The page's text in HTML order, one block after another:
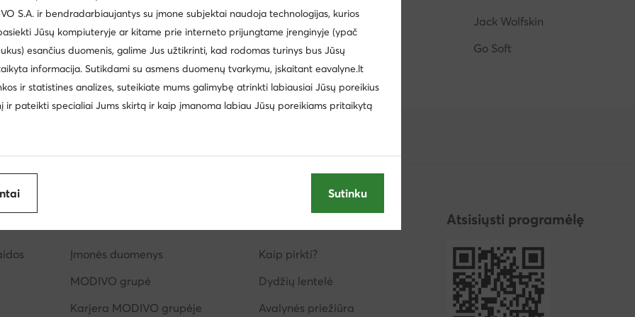
vyrams - Spalva: Balta
Paw Patrol Manitu Hispanitas
Jack Wolfskin
Kappa Golden Goose Star Wars Go Soft
Įmonės duomenys
MODIVO grupė
Karjera MODIVO grupėje
Kaip pirkti?
Dydžių lentelė
Avalynės priežiūra
Atsisiųsti programėlę
S.A. ir bendradarbiaujantys su įmone subjektai naudoja technologijas, kurios
Jūsų kompiuteryje ar kitame prie interneto prijungtame įrenginyje (ypač
esančius duomenis, galime Jus užtikrinti, kad rodomas turinys bus Jūsų
informacija. Sutikdami su asmens duomenų tvarkymu, įskaitant eavalyne.lt
ir statistines analizes, suteikiate mums galimybę atrinkti labiausiai Jūsų poreikius
ir pateikti specialiai Jums skirtą ir kaip įmanoma labiau Jūsų poreikiams pritaikytą
Sutinku